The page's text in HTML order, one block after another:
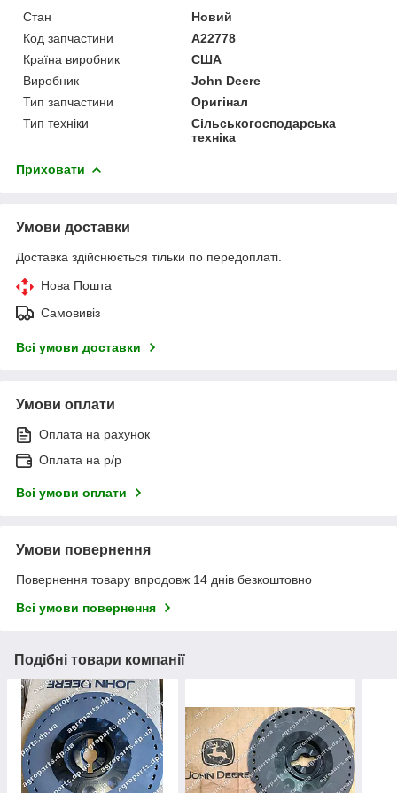
Стан
Новий
Код запчастини
A22778
Країна виробник
США
Виробник
John Deere
Тип запчастини
Оригінал
Тип техніки
Сільськогосподарська
техніка
Приховати
Умови доставки
Доставка здійснюється тільки по передоплаті.
Нова Пошта
Самовивіз
Всі умови доставки
Умови оплати
Оплата на рахунок
Оплата на р/р
Всі умови оплати
Умови повернення
Повернення товару впродовж 14 днів безкоштовно
Всі умови повернення
Подібні товари компанії